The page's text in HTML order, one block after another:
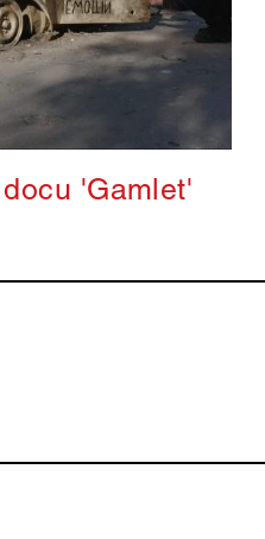
'Gamlet'